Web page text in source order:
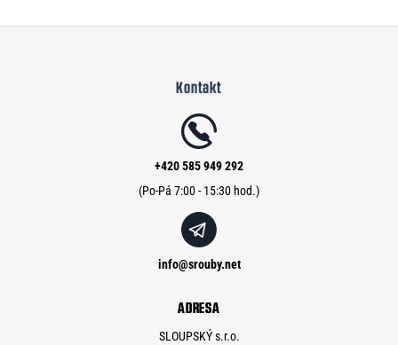
Kontakt
info@srouby.net
+420 585 949 292
ADRESA
SLOUPSKÝ s.r.o.